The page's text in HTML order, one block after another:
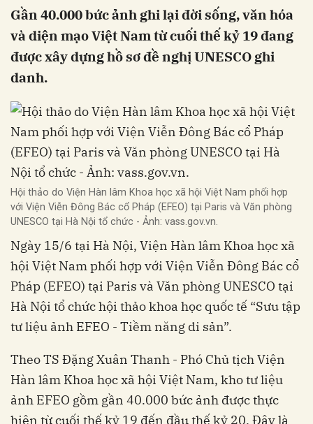
Gần 40.000 bức ảnh ghi lại đời sống, văn hóa
và diện mạo Việt Nam từ cuối thế kỷ 19 đang
được xây dựng hồ sơ đề nghị UNESCO ghi
danh.
Hội thảo do Viện Hàn lâm Khoa học xã hội Việt Nam phối hợp
với Viện Viễn Đông Bác cổ Pháp (EFEO) tại Paris và Văn phòng
UNESCO tại Hà Nội tổ chức - Ảnh: vass.gov.vn.
Ngày 15/6 tại Hà Nội, Viện Hàn lâm Khoa học xã
hội Việt Nam phối hợp với Viện Viễn Đông Bác cổ
Pháp (EFEO) tại Paris và Văn phòng UNESCO tại
Hà Nội tổ chức hội thảo khoa học quốc tế “Sưu tập
tư liệu ảnh EFEO - Tiềm năng di sản”.
Theo TS Đặng Xuân Thanh - Phó Chủ tịch Viện
Hàn lâm Khoa học xã hội Việt Nam, kho tư liệu
ảnh EFEO gồm gần 40.000 bức ảnh được thực
hiện từ cuối thế kỷ 19 đến đầu thế kỷ 20. Đây là
Hủy Gửi